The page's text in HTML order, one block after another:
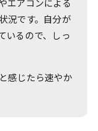
エアコンによる
況です。自分が
いるので、しっ
感じたら速やか